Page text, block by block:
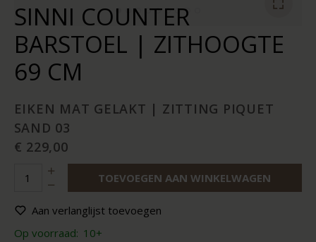
SINNI COUNTER
BARSTOEL | ZITHOOGTE
69 CM
EIKEN MAT GELAKT | ZITTING PIQUET
SAND 03
€ 229,00
TOEVOEGEN AAN WINKELWAGEN
Aan verlanglijst toevoegen
Op voorraad: 10+